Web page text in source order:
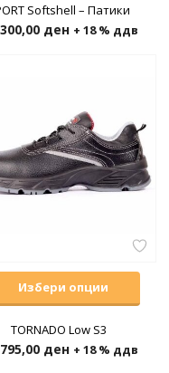
Softshell – Патики
ден + 18 % ддв
Избери опции
TORNADO Low S3
ден + 18 % ддв